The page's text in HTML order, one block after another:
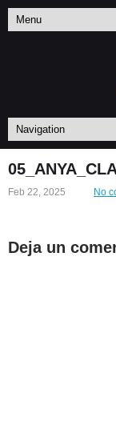
Feb 22, 2025 No
Deja un